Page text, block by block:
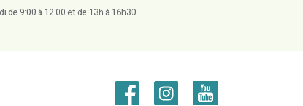
de 9:00 à 12:00 et de 13h à 16h30